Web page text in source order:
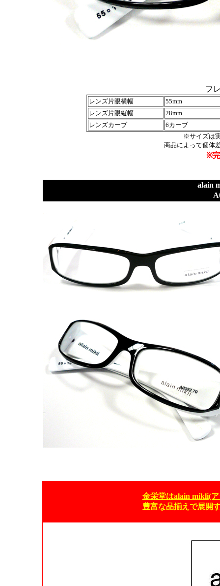
フ
レンズ片眼横幅
55mm
レンズ片眼縦幅
28mm
レンズカーブ
6カーブ
※サイズは
商品によって個体
※
alain
金栄堂はalain mikli(
豊富な品揃えで展開